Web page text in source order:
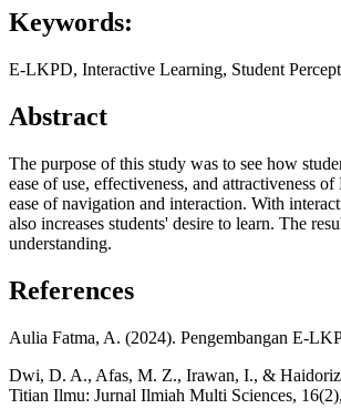
Keywords:
E-LKPD, Interactive Learning, Student
Abstract
The purpose of this study was to see how
ease of use, effectiveness, and attractiveness
ease of navigation and interaction. With
also increases students' desire to learn. The
understanding.
References
Aulia Fatma, A. (2024). Pengembangan E-
Dwi, D. A., Afas, M. Z., Irawan, I., &
Titian Ilmu: Jurnal Ilmiah Multi Sciences,